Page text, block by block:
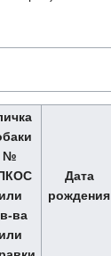
№
или
ва
или
Дата
рождения